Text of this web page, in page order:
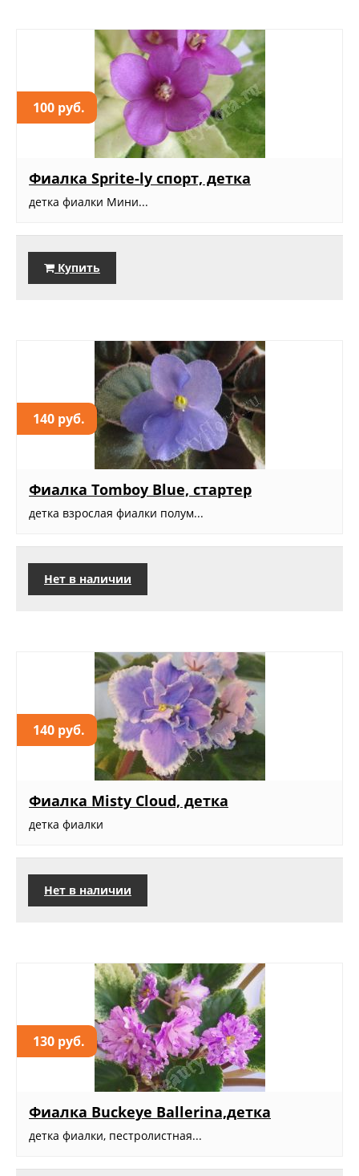
100 руб.
Фиалка Sprite-ly спорт, детка
детка фиалки Мини...
Купить
140 руб.
Фиалка Tomboy Blue, стартер
детка взрослая фиалки полум...
Нет в наличии
140 руб.
Фиалка Misty Cloud, детка
детка фиалки
Нет в наличии
130 руб.
Фиалка Buckeye Ballerina,детка
детка фиалки, пестролистная...